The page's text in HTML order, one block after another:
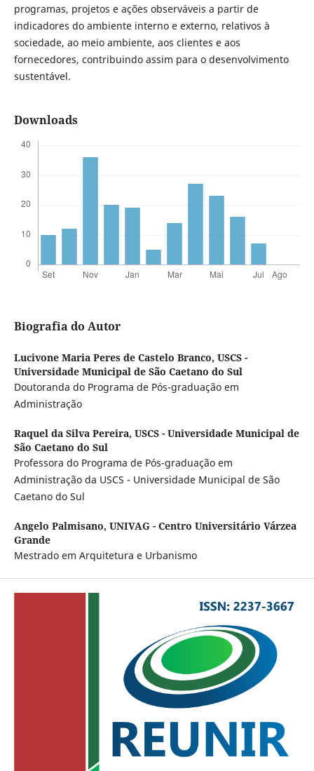
programas, projetos e ações observáveis a partir de
indicadores do ambiente interno e externo, relativos à
sociedade, ao meio ambiente, aos clientes e aos
fornecedores, contribuindo assim para o desenvolvimento
sustentável.
Downloads
Biografia do Autor
Lucivone Maria Peres de Castelo Branco, USCS -
Universidade Municipal de São Caetano do Sul
Doutoranda do Programa de Pós-graduação em
Administração
Raquel da Silva Pereira, USCS - Universidade Municipal de
São Caetano do Sul
Professora do Programa de Pós-graduação em
Administração da USCS - Universidade Municipal de São
Caetano do Sul
Angelo Palmisano, UNIVAG - Centro Universitário Várzea
Grande
Mestrado em Arquitetura e Urbanismo